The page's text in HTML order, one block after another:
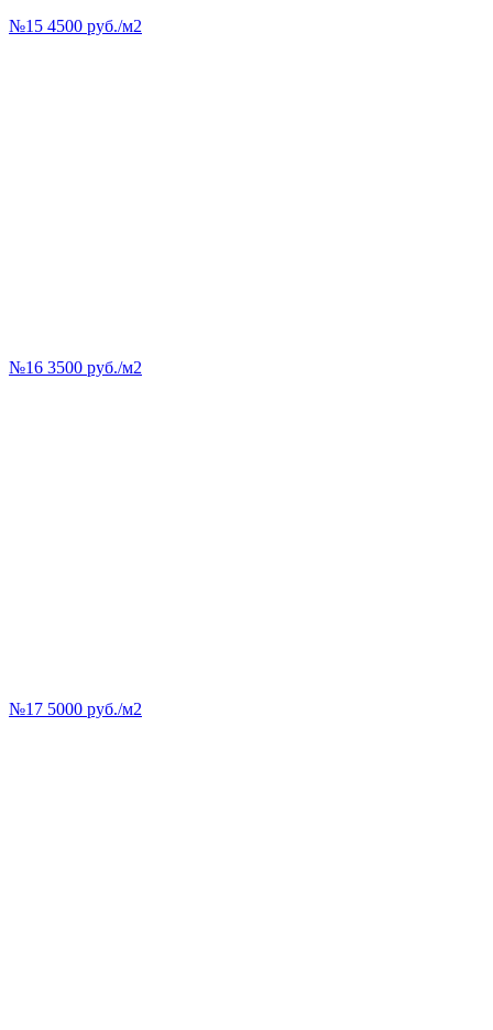
№15 4500 руб./м2
№16 3500 руб./м2
№17 5000 руб./м2